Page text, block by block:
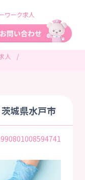
ワーク求人
人
城県水戸市